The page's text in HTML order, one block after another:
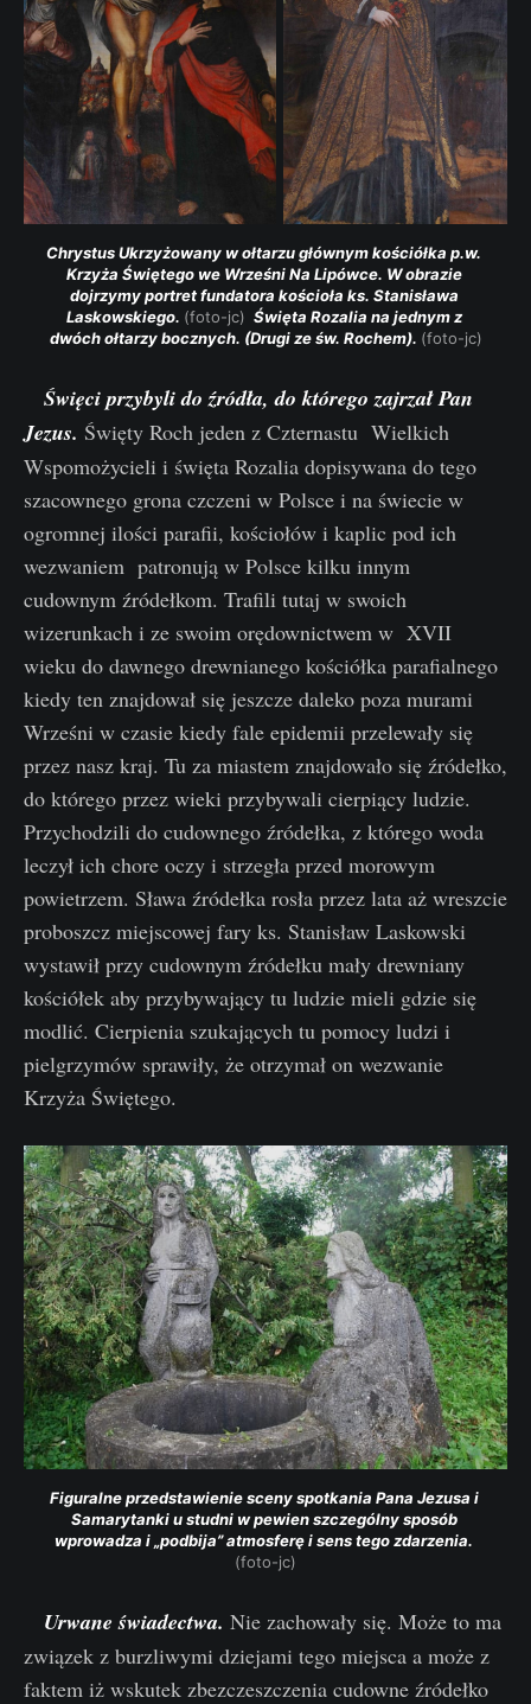
Chrystus Ukrzyżowany w ołtarzu głównym kościółka p.w.
Krzyża Świętego we Wrześni Na Lipówce. W obrazie
dojrzymy portret fundatora kościoła ks. Stanisława
Laskowskiego. (foto-jc) Święta Rozalia na jednym z
dwóch ołtarzy bocznych. (Drugi ze św. Rochem). (foto-jc)
Święci przybyli do źródła, do którego zajrzał Pan
Jezus. Święty Roch jeden z Czternastu Wielkich
Wspomożycieli i święta Rozalia dopisywana do tego
szacownego grona czczeni w Polsce i na świecie w
ogromnej ilości parafii, kościołów i kaplic pod ich
wezwaniem patronują w Polsce kilku innym
cudownym źródełkom. Trafili tutaj w swoich
wizerunkach i ze swoim orędownictwem w XVII
wieku do dawnego drewnianego kościółka parafialnego
kiedy ten znajdował się jeszcze daleko poza murami
Wrześni w czasie kiedy fale epidemii przelewały się
przez nasz kraj. Tu za miastem znajdowało się źródełko,
do którego przez wieki przybywali cierpiący ludzie.
Przychodzili do cudownego źródełka, z którego woda
leczył ich chore oczy i strzegła przed morowym
powietrzem. Sława źródełka rosła przez lata aż wreszcie
proboszcz miejscowej fary ks. Stanisław Laskowski
wystawił przy cudownym źródełku mały drewniany
kościółek aby przybywający tu ludzie mieli gdzie się
modlić. Cierpienia szukających tu pomocy ludzi i
pielgrzymów sprawiły, że otrzymał on wezwanie
Krzyża Świętego.
Figuralne przedstawienie sceny spotkania Pana Jezusa i
Samarytanki u studni w pewien szczególny sposób
(foto-jc)
Urwane świadectwa. Nie zachowały się. Może to ma
związek z burzliwymi dziejami tego miejsca a może z
faktem iż wskutek zbezczeszczenia cudowne źródełko